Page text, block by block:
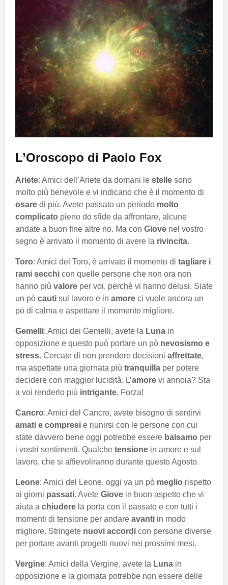
L’Oroscopo di Paolo Fox
Ariete: Amici dell’Ariete da domani le stelle sono
molto più benevole e vi indicano che è il momento di
osare di più. Avete passato un periodo molto
complicato pieno do sfide da affrontare, alcune
andate a buon fine altre no. Ma con Giove nel vostro
segno è arrivato il momento di avere la rivincita.
Toro: Amici del Toro, è arrivato il momento di tagliare i
rami secchi con quelle persone che non ora non
hanno più valore per voi, perchè vi hanno delusi. Siate
un pò cauti sul lavoro e in amore ci vuole ancora un
pò di calma e aspettare il momento migliore.
Gemelli: Amici dei Gemelli, avete la Luna in
opposizione e questo può portare un pò nevosismo e
stress. Cercate di non prendere decisioni affrettate,
ma aspettate una giornata più tranquilla per potere
decidere con maggior lucidità. L’amore vi annoia? Sta
a voi renderlo più intrigante. Forza!
Cancro: Amici del Cancro, avete bisogno di sentirvi
amati e compresi e riunirsi con le persone con cui
state davvero bene oggi potrebbe essere balsamo per
i vostri sentimenti. Qualche tensione in amore e sul
lavoro, che si affievoliranno durante questo Agosto.
Leone: Amici del Leone, oggi va un pò meglio rispetto
ai giorni passati. Avete Giove in buon aspetto che vi
aiuta a chiudere la porta con il passato e con tutti i
momenti di tensione per andare avanti in modo
migliore. Stringete nuovi accordi con persone diverse
per portare avanti progetti nuovi nei prossimi mesi.
Vergine: Amici della Vergine, avete la Luna in
opposizione e la giornata potrebbe non essere delle